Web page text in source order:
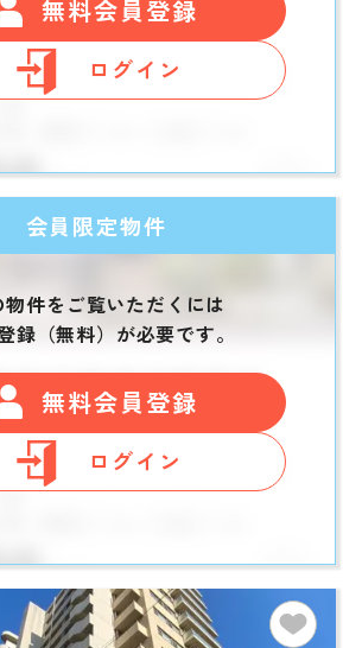
無料会員登録
ログイン
会員限定物件
物件をご覧いただくには
録（無料）が必要です。
無料会員登録
ログイン